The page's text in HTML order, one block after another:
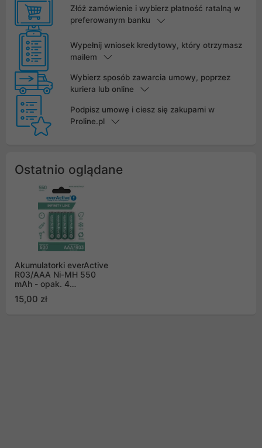
Złóż zamówienie i wybierz płatność ratalną w
preferowanym banku
Wypełnij wniosek kredytowy, który otrzymasz
mailem
Wybierz sposób zawarcia umowy, poprzez
kuriera lub online
Podpisz umowę i ciesz się zakupami w
Proline.pl
Ostatnio oglądane
Akumulatorki everActive
R03/AAA Ni-MH 550
mAh - opak. 4
(EVHRL03-550)
15,00 zł